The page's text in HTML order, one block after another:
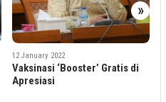
»
12 January 2022
Vaksinasi ‘Booster’ Gratis di
Apresiasi